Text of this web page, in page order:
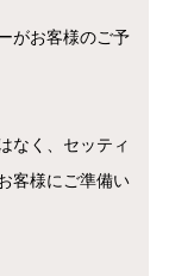
がお客様のご予
なく、セッティ
客様にご準備い